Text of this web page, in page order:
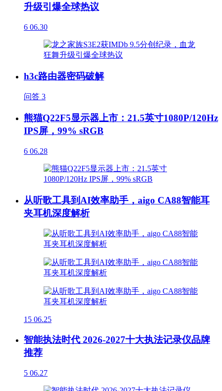
升级引爆全球热议
6 06.30
h3c路由器密码破解
问答 3
熊猫Q22F5显示器上市：21.5英寸1080P/120Hz
IPS屏，99% sRGB
6 06.28
从听歌工具到AI效率助手，aigo CA88智能耳
夹耳机深度解析
15 06.25
智能执法时代 2026-2027十大执法记录仪品牌
推荐
5 06.27